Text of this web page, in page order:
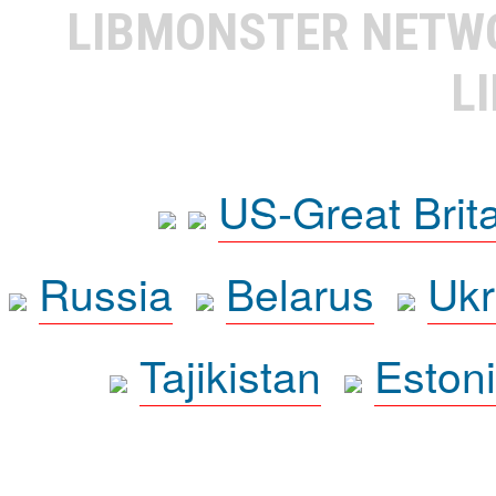
LIBMONSTER
US-Great
Russia
Belarus
Tajikistan